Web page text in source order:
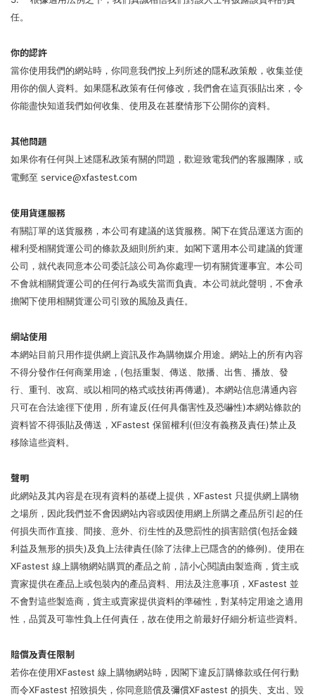
任。
你的認許
當你使用我們的網站時，你同意我們按上列所述的隱私政策般，收集並使
用你的個人資料。如果隱私政策有任何修改，我們會在這頁張貼出來，令
你能盡快知道我們如何收集、使用及在甚麼情形下公開你的資料。
其他問題
如果你有任何與上述隱私政策有關的問題，歡迎致電我們的客服團隊，或
電郵至 service@xfastest.com
使用貨運服務
有關訂單的送貨服務，本公司有建議的送貨服務。閣下在貨品運送方面的
權利受相關貨運公司的條款及細則所約束。如閣下選用本公司建議的貨運
公司，就代表同意本公司委託該公司為你處理一切有關貨運事宜。本公司
不會就相關貨運公司的任何行為或失當而負責。本公司就此聲明，不會承
擔閣下使用相關貨運公司引致的風險及責任。
網站使用
本網站目前只用作提供網上資訊及作為購物媒介用途。網站上的所有內容
不得分發作任何商業用途，(包括重製、傳送、散播、出售、播放、發
行、重刊、改寫、或以相同的格式或技術再傳遞)。本網站信息溝通內容
只可在合法途徑下使用，所有違反(任何具傷害性及恐嚇性)本網站條款的
資料皆不得張貼及傳送，XFastest 保留權利(但沒有義務及責任)禁止及
移除這些資料。
聲明
此網站及其內容是在現有資料的基礎上提供，XFastest 只提供網上購物
之場所，因此我們並不會因網站內容或因使用網上所購之產品所引起的任
何損失而作直接、間接、意外、衍生性的及懲罰性的損害賠償(包括金錢
利益及無形的損失)及負上法律責任(除了法律上已隱含的的條例)。使用在
XFastest 線上購物網站購買的產品之前，請小心閱讀由製造商，貨主或
賣家提供在產品上或包裝內的產品資料、用法及注意事項，XFastest 並
不會對這些製造商，貨主或賣家提供資料的準確性，對某特定用途之適用
性，品質及可靠性負上任何責任，故在使用之前最好仔細分析這些資料。
賠償及責任限制
若你在使用XFastest 線上購物網站時，因閣下違反訂購條款或任何行動
而令XFastest 招致損失，你同意賠償及彌償XFastest 的損失、支出、毀